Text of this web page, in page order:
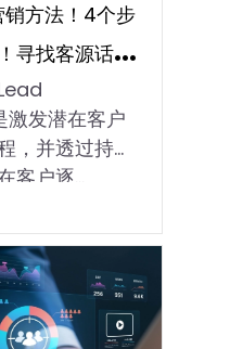
方法！4个步
寻找客源话咁
发潜在客户
，并透过持续
客户逐…